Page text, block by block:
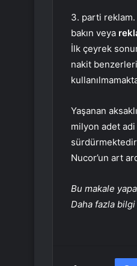
3. parti
bakın veya
İlk çeyrek
nakit
Yaşanan
milyon adet
Nucor’un art
Bu makale
Daha fazla